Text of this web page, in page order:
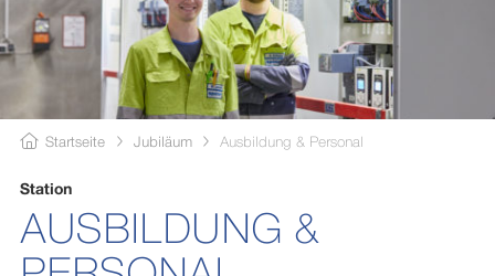
Startseite Jubiläum Ausbildung & Personal
Station
AUSBILDUNG &